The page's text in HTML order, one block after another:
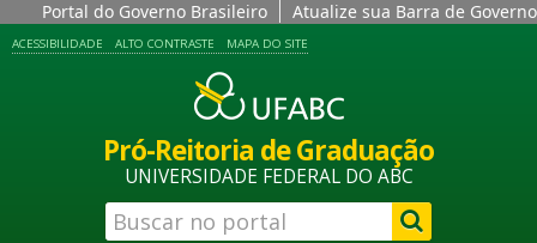
Portal do Governo Brasileiro Atualize sua Barra de Governo
ACESSIBILIDADE ALTO CONTRASTE MAPA DO SITE
Pró-Reitoria de Graduação
UNIVERSIDADE FEDERAL DO ABC